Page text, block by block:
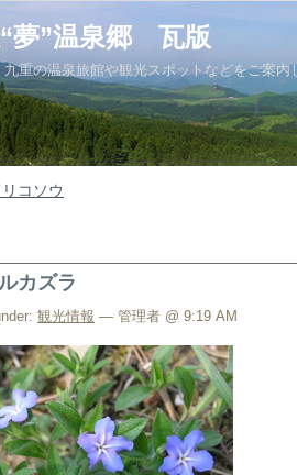
夢”温泉郷 瓦版
九重の温泉旅館や観光スポットなどをご案内
コソウ
カズラ
観光情報 — 管理者 @ 9:19 AM